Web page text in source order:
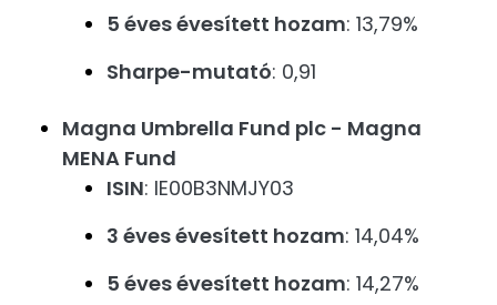
5 éves évesített hozam: 13,79%
Sharpe-mutató: 0,91
Magna Umbrella Fund plc - Magna
MENA Fund
ISIN: IE00B3NMJY03
3 éves évesített hozam: 14,04%
5 éves évesített hozam: 14,27%